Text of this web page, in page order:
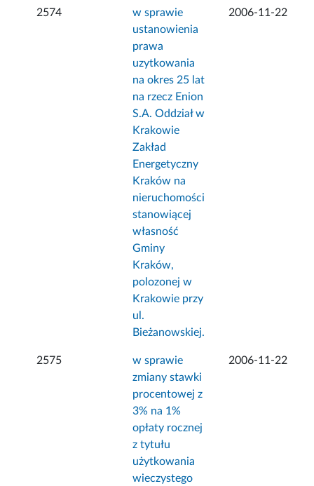
2574
w sprawie
ustanowienia
prawa
uzytkowania
na okres 25 lat
na rzecz Enion
S.A. Oddział w
Krakowie
Zakład
Energetyczny
Kraków na
nieruchomości
stanowiącej
własność
Gminy
Kraków,
polozonej w
Krakowie przy
ul.
Bieżanowskiej.
2006-11-22
2575
w sprawie
zmiany stawki
procentowej z
3% na 1%
opłaty rocznej
z tytułu
użytkowania
wieczystego
2006-11-22